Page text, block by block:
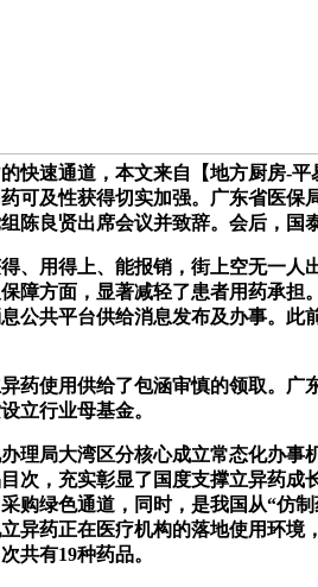
快速通道，本文来自【地方厨房-
可及性获得切实加强。广东省医
陈良贤出席会议并致辞。会后，国
用得上、能报销，街上空无一人
障方面，显著减轻了患者用药承
公共平台供给消息发布及办事。
使用供给了包涵审慎的领取。广
立行业母基金。
局大湾区分核心成立常态化办事
次，充实彰显了国度支撑立异药
购绿色通道，同时，是我国从“仿
异药正在医疗机构的落地使用环
共有19种药品。